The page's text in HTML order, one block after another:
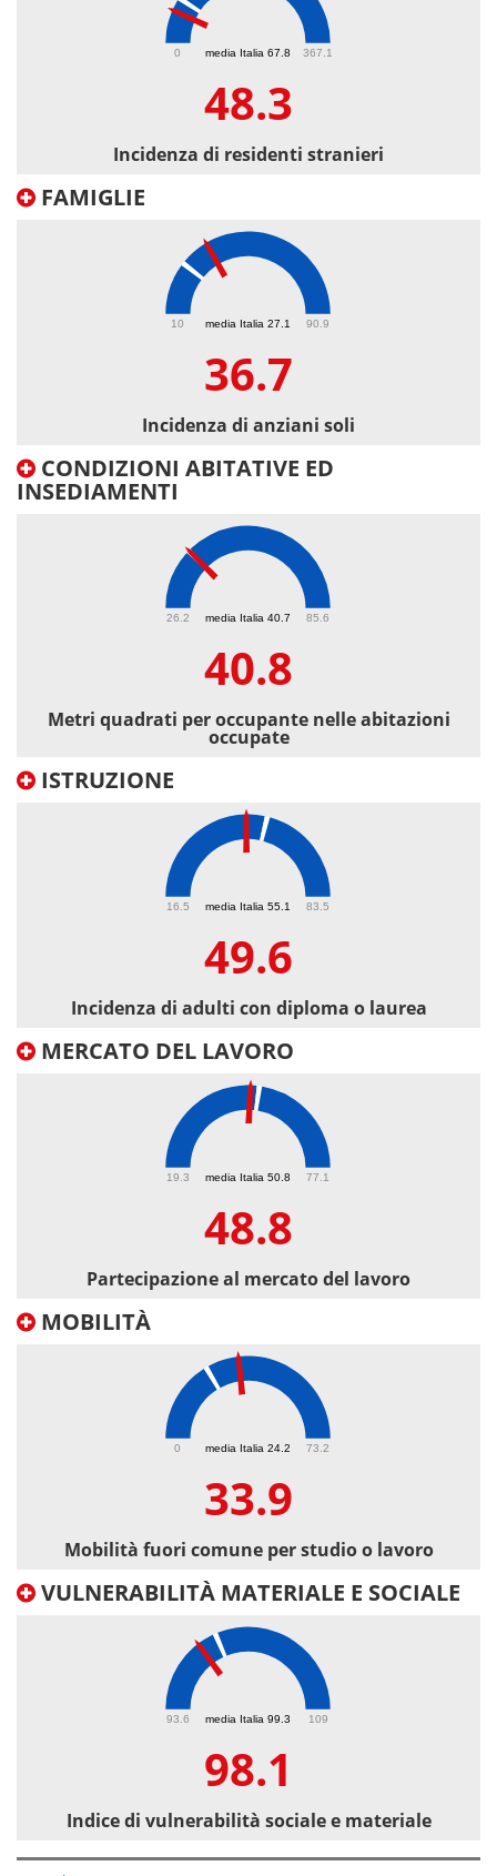
media Italia 67.8
0 367.1
48.3
Incidenza di residenti stranieri
FAMIGLIE
media Italia 27.1
10 90.9
36.7
Incidenza di anziani soli
CONDIZIONI ABITATIVE ED
INSEDIAMENTI
media Italia 40.7
26.2 85.6
40.8
Metri quadrati per occupante nelle abitazioni
occupate
ISTRUZIONE
media Italia 55.1
16.5 83.5
49.6
Incidenza di adulti con diploma o laurea
MERCATO DEL LAVORO
media Italia 50.8
19.3 77.1
48.8
Partecipazione al mercato del lavoro
MOBILITÀ
media Italia 24.2
0 73.2
33.9
Mobilità fuori comune per studio o lavoro
VULNERABILITÀ MATERIALE E SOCIALE
media Italia 99.3
93.6 109
98.1
Indice di vulnerabilità sociale e materiale